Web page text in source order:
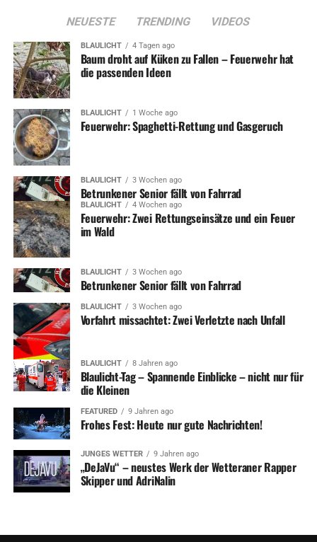
NEUESTE TRENDING VIDEOS
BLAULICHT 4 Tagen ago
Baum droht auf Küken zu Fallen – Feuerwehr hat
die passenden Ideen
BLAULICHT 1 Woche ago
Feuerwehr: Spaghetti-Rettung und Gasgeruch
BLAULICHT 3 Wochen ago
Betrunkener Senior fällt von Fahrrad
BLAULICHT 4 Wochen ago
Feuerwehr: Zwei Rettungseinsätze und ein Feuer
im Wald
BLAULICHT 3 Wochen ago
Betrunkener Senior fällt von Fahrrad
BLAULICHT 3 Wochen ago
Vorfahrt missachtet: Zwei Verletzte nach Unfall
BLAULICHT 8 Jahren ago
Blaulicht-Tag – Spannende Einblicke – nicht nur für
die Kleinen
FEATURED 9 Jahren ago
Frohes Fest: Heute nur gute Nachrichten!
JUNGES WETTER 9 Jahren ago
„DeJaVu“ – neustes Werk der Wetteraner Rapper
Skipper und AdriNalin